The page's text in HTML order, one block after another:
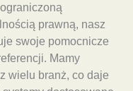
prawną, nasz
swoje pomocnicze
Mamy
wielu branż, co daje